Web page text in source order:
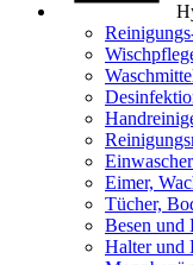
Eimer,
Tücher,
Besen und
Halter und